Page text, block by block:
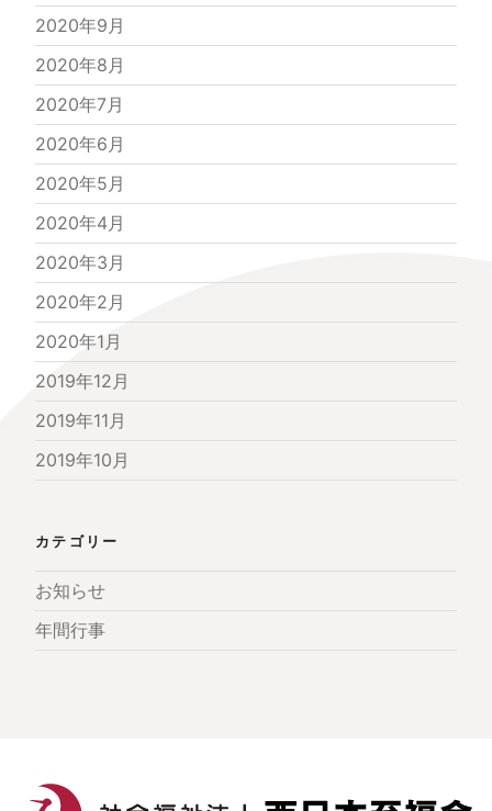
2020年9月
2020年8月
2020年7月
2020年6月
2020年5月
2020年4月
2020年3月
2020年2月
2020年1月
2019年12月
2019年11月
2019年10月
カテゴリー
お知らせ
年間行事